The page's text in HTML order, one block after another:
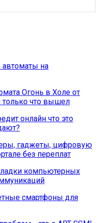
автоматы на
Огонь в Холе от
только что вышел
онлайн что это
гаджеты, цифровую
без переплат
компьютерных
смартфоны для